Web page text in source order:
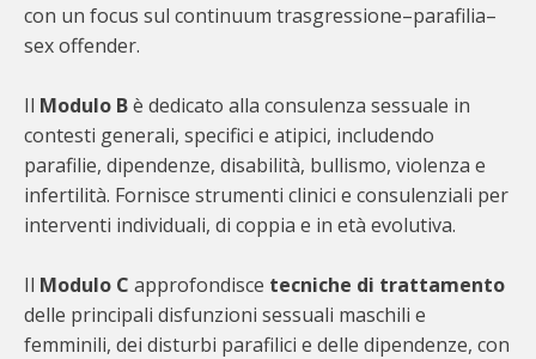
con un focus sul continuum trasgressione–parafilia–
sex offender.
Il Modulo Bè dedicato alla consulenza sessuale in
contesti generali, specifici e atipici, includendo
parafilie, dipendenze, disabilità, bullismo, violenza e
infertilità. Fornisce strumenti clinici e consulenziali per
interventi individuali, di coppia e in età evolutiva.
Il Modulo C approfondisce tecniche di trattamento
delle principali disfunzioni sessuali maschili e
femminili, dei disturbi parafilici e delle dipendenze, con